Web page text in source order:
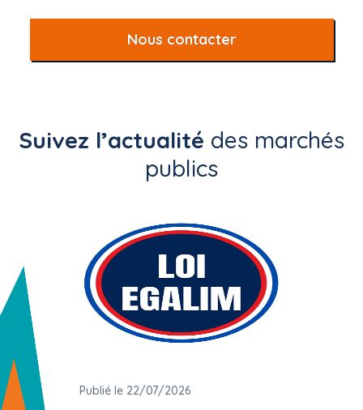
Nous contacter
Suivez l’actualité des marchés
publics
Publié le 22/07/2026